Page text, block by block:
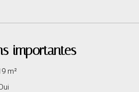
importantes
m²